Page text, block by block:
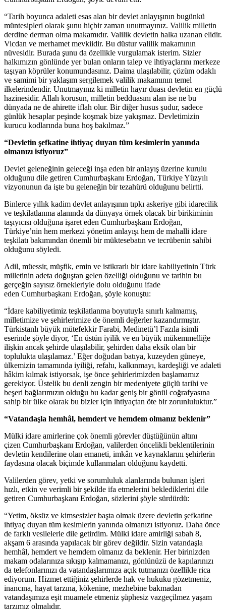
“Tarih boyunca adaleti esas alan bir devlet anlayışının bugünkü
müntesipleri olarak şunu hiçbir zaman unutmayınız. Valilik milletin
derdine derman olma makamıdır. Valilik devletin halka uzanan elidir.
Vicdan ve merhamet mevkiidir. Bu düstur valilik makamının
nüvesidir. Burada şunu da özellikle vurgulamak isterim. Sizler
halkımızın gönlünde yer bulan onların talep ve ihtiyaçlarını merkeze
taşıyan köprüler konumundasınız. Daima ulaşılabilir, çözüm odaklı
ve samimi bir yaklaşım sergilemek valilik makamının temel
ilkelerindendir. Unutmayınız ki milletin hayır duası devletin en güçlü
hazinesidir. Allah korusun, milletin bedduasını alan ise ne bu
dünyada ne de ahirette iflah olur. Bir diğer husus şudur, sadece
günlük hesaplar peşinde koşmak bize yakışmaz. Devletimizin
kurucu kodlarında buna hoş bakılmaz.”
“Devletin şefkatine ihtiyaç duyan tüm kesimlerin yanında
olmanızı istiyoruz”
Devlet geleneğinin geleceği inşa eden bir anlayış üzerine kurulu
olduğunu dile getiren Cumhurbaşkanı Erdoğan, Türkiye Yüzyılı
vizyonunun da işte bu geleneğin bir tezahürü olduğunu belirtti.
Binlerce yıllık kadim devlet anlayışının tıpkı askeriye gibi idarecilik
ve teşkilatlanma alanında da dünyaya örnek olacak bir birikiminin
taşıyıcısı olduğuna işaret eden Cumhurbaşkanı Erdoğan,
Türkiye’nin hem merkezi yönetim anlayışı hem de mahalli idare
teşkilatı bakımından önemli bir müktesebatın ve tecrübenin sahibi
olduğunu söyledi.
Adil, müessir, müşfik, emin ve istikrarlı bir idare kabiliyetinin Türk
milletinin adeta doğuştan gelen özelliği olduğunu ve tarihin bu
gerçeğin sayısız örnekleriyle dolu olduğunu ifade
eden Cumhurbaşkanı Erdoğan, şöyle konuştu:
“İdare kabiliyetimiz teşkilatlanma boyutuyla sınırlı kalmamış,
milletimize ve şehirlerimize de önemli değerler kazandırmıştır.
Türkistanlı büyük mütefekkir Farabi, Medinetü’l Fazıla isimli
eserinde şöyle diyor, ‘En üstün iyilik ve en büyük mükemmelliğe
ilişkin ancak şehirde ulaşılabilir, şehirden daha eksik olan bir
toplulukta ulaşılamaz.’ Eğer doğudan batıya, kuzeyden güneye,
ülkemizin tamamında iyiliği, refahı, kalkınmayı, kardeşliği ve adaleti
hâkim kılmak istiyorsak, işe önce şehirlerimizden başlamamız
gerekiyor. Üstelik bu denli zengin bir medeniyete güçlü tarihi ve
beşeri bağlarımızın olduğu bu kadar geniş bir gönül coğrafyasına
sahip bir ülke olarak bu bizler için ihtiyaçtan öte bir zorunluluktur.”
“Vatandaşla hemhâl, hemdert ve hemdem olmanız beklenir”
Mülki idare amirlerine çok önemli görevler düştüğünün altını
çizen Cumhurbaşkanı Erdoğan, valilerden öncelikli beklentilerinin
devletin kendilerine olan emaneti, imkân ve kaynaklarını şehirlerin
faydasına olacak biçimde kullanmaları olduğunu kaydetti.
Valilerden görev, yetki ve sorumluluk alanlarında bulunan işleri
hızlı, etkin ve verimli bir şekilde ifa etmelerini beklediklerini dile
getiren Cumhurbaşkanı Erdoğan, sözlerini şöyle sürdürdü:
“Yetim, öksüz ve kimsesizler başta olmak üzere devletin şefkatine
ihtiyaç duyan tüm kesimlerin yanında olmanızı istiyoruz. Daha önce
de farklı vesilelerle dile getirdim. Mülki idare amirliği sabah 8,
akşam 6 arasında yapılacak bir görev değildir. Sizin vatandaşla
hemhâl, hemdert ve hemdem olmanız da beklenir. Her birinizden
makam odalarınıza sıkışıp kalmamanızı, gönlünüzü de kapılarınızı
da telefonlarınızı da vatandaşlarımıza açık tutmanızı özellikle rica
ediyorum. Hizmet ettiğiniz şehirlerde hak ve hukuku gözetmeniz,
inancına, hayat tarzına, kökenine, mezhebine bakmadan
vatandaşımıza eşit muamele etmeniz şüphesiz vazgeçilmez yaşam
tarzımız olmalıdır.